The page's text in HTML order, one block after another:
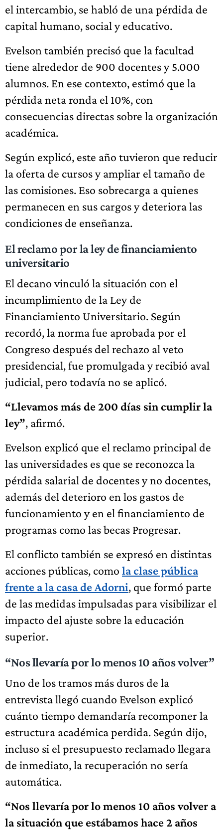
el intercambio, se habló de una pérdida de
capital humano, social y educativo.
Evelson también precisó que la facultad
tiene alrededor de 900 docentes y 5.000
alumnos. En ese contexto, estimó que la
pérdida neta ronda el 10%, con
consecuencias directas sobre la organización
académica.
Según explicó, este año tuvieron que reducir
la oferta de cursos y ampliar el tamaño de
las comisiones. Eso sobrecarga a quienes
permanecen en sus cargos y deteriora las
condiciones de enseñanza.
El reclamo por la ley de financiamiento
universitario
El decano vinculó la situación con el
incumplimiento de la Ley de
Financiamiento Universitario. Según
recordó, la norma fue aprobada por el
Congreso después del rechazo al veto
presidencial, fue promulgada y recibió aval
judicial, pero todavía no se aplicó.
“Llevamos más de 200 días sin cumplir la
ley”, afirmó.
Evelson explicó que el reclamo principal de
las universidades es que se reconozca la
pérdida salarial de docentes y no docentes,
además del deterioro en los gastos de
funcionamiento y en el financiamiento de
programas como las becas Progresar.
El conflicto también se expresó en distintas
acciones públicas, como la clase pública
frente a la casa de Adorni, que formó parte
de las medidas impulsadas para visibilizar el
impacto del ajuste sobre la educación
superior.
“Nos llevaría por lo menos 10 años volver”
Uno de los tramos más duros de la
entrevista llegó cuando Evelson explicó
cuánto tiempo demandaría recomponer la
estructura académica perdida. Según dijo,
incluso si el presupuesto reclamado llegara
de inmediato, la recuperación no sería
automática.
“Nos llevaría por lo menos 10 años volver a
la situación que estábamos hace 2 años